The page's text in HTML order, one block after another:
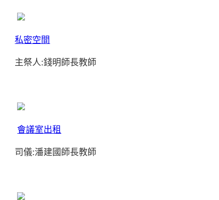
私密空間
主祭人:錢明師長教師
會議室出租
司儀:潘建國師長教師